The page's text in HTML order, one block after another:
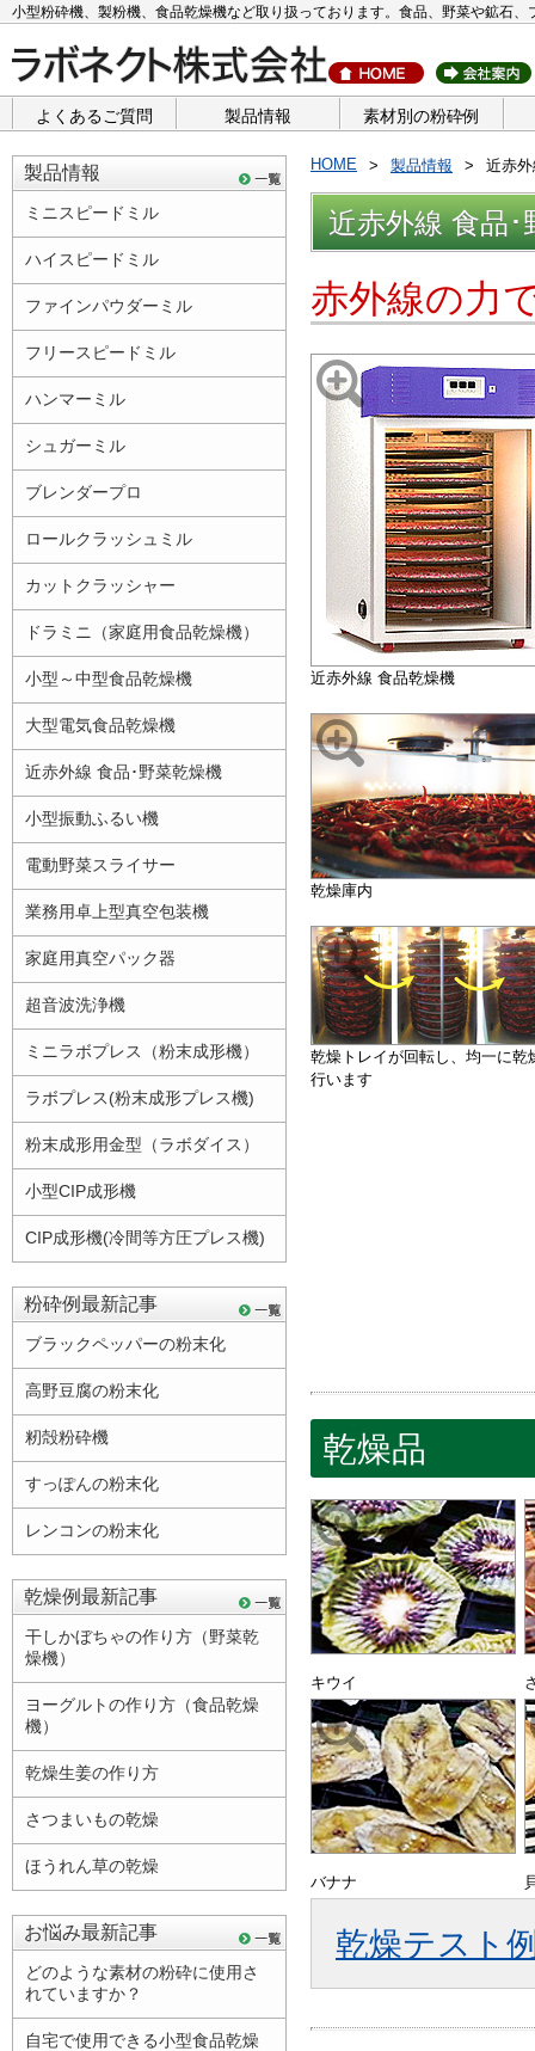
小型粉砕機、製粉機、食品乾燥機など取り扱っております。食品、野菜や鉱石
よくあるご質問 製品情報 素材別の粉砕例
HOME 製品情報 近赤
近赤外線 食品･
赤外線の力
近赤外線 食品乾燥機
乾燥庫内
乾燥トレイが回転し、均一に乾
行います
乾燥品
キウイ
バナナ
乾燥テスト
製品情報
ミニスピードミル
ハイスピードミル
ファインパウダーミル
フリースピードミル
ハンマーミル
シュガーミル
ブレンダープロ
ロールクラッシュミル
カットクラッシャー
ドラミニ（家庭用食品乾燥機）
小型～中型食品乾燥機
大型電気食品乾燥機
近赤外線 食品･野菜乾燥機
小型振動ふるい機
電動野菜スライサー
業務用卓上型真空包装機
家庭用真空パック器
超音波洗浄機
ミニラボプレス（粉末成形機）
ラボプレス(粉末成形プレス機)
粉末成形用金型（ラボダイス）
小型CIP成形機
CIP成形機(冷間等方圧プレス機)
粉砕例最新記事
ブラックペッパーの粉末化
高野豆腐の粉末化
籾殻粉砕機
すっぽんの粉末化
レンコンの粉末化
乾燥例最新記事
干しかぼちゃの作り方（野菜乾
燥機）
ヨーグルトの作り方（食品乾燥
機）
乾燥生姜の作り方
さつまいもの乾燥
ほうれん草の乾燥
お悩み最新記事
どのような素材の粉砕に使用さ
れていますか？
自宅で使用できる小型食品乾燥